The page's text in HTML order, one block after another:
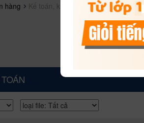
hàng Kế toán, kiểm toán